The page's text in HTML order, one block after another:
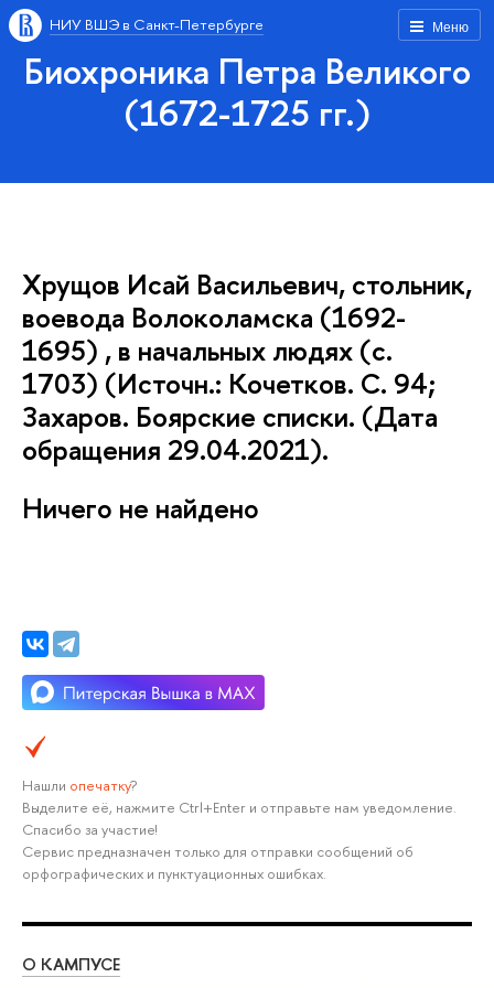
Меню
НИУ ВШЭ в Санкт-Петербурге
Биохроника Петра Великого
(1672-1725 гг.)
Хрущов Исай Васильевич, стольник,
воевода Волоколамска (1692-
1695) , в начальных людях (с.
1703) (Источн.: Кочетков. С. 94;
Захаров. Боярские списки. (Дата
обращения 29.04.2021).
Ничего не найдено
Нашли опечатку?
Выделите её, нажмите Ctrl+Enter и отправьте нам уведомление.
Спасибо за участие!
Сервис предназначен только для отправки сообщений об
орфографических и пунктуационных ошибках.
О КАМПУСЕ